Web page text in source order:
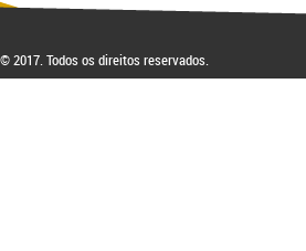
fraude patrimonial: da
respectiva blindagem
© 2017. Todos os direitos reservados.